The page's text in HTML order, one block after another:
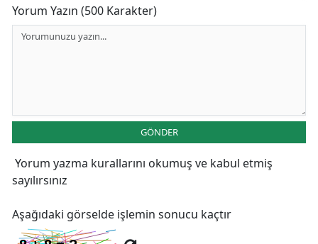
Yorum Yazın (500 Karakter)
GÖNDER
Yorum yazma kurallarını okumuş ve kabul etmiş
sayılırsınız
Aşağıdaki görselde işlemin sonucu kaçtır